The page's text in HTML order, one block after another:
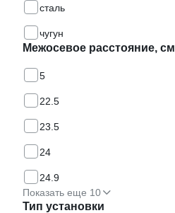
сталь
чугун
Межосевое расстояние, см
5
22.5
23.5
24
24.9
Показать еще 10
Тип установки